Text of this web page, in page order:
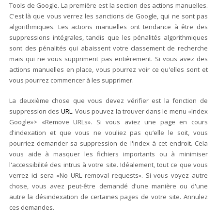
Tools de Google. La première est la section des actions manuelles.
C'est là que vous verrez les sanctions de Google, qui ne sont pas
algorithmiques. Les actions manuelles ont tendance à être des
suppressions intégrales, tandis que les pénalités algorithmiques
sont des pénalités qui abaissent votre classement de recherche
mais qui ne vous suppriment pas entièrement. Si vous avez des
actions manuelles en place, vous pourrez voir ce qu'elles sont et
vous pourrez commencer à les supprimer.
La deuxième chose que vous devez vérifier est la fonction de
suppression des URL. Vous pouvez la trouver dans le menu «Index
Google»> «Remove URLs». Si vous aviez une page en cours
d'indexation et que vous ne vouliez pas qu’elle le soit, vous
pourriez demander sa suppression de l'index à cet endroit. Cela
vous aide à masquer les fichiers importants ou à minimiser
l'accessibilité des intrus à votre site. Idéalement, tout ce que vous
verrez ici sera «No URL removal requests». Si vous voyez autre
chose, vous avez peut-être demandé d'une manière ou d'une
autre la désindexation de certaines pages de votre site. Annulez
ces demandes.